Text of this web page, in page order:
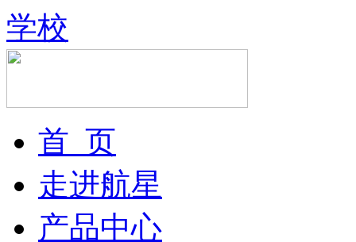
学校
首 页
走进航星
产品中心